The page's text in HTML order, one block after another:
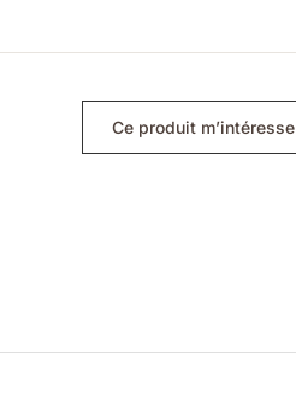
Ce produit m’intéresse